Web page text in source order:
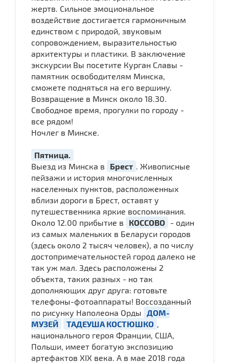
жертв. Сильное эмоциональное
воздействие достигается гармоничным
единством с природой, звуковым
сопровождением, выразительностью
архитектуры и пластики. В заключение
экскурсии Вы посетите Курган Славы -
памятник освободителям Минска,
сможете подняться на его вершину.
Возвращение в Минск около 18.30.
Свободное время, прогулки по городу -
все рядом!
Ночлег в Минске.
Пятница.
Выезд из Минска в
Брест
. Живописные
пейзажи и история многочисленных
населенных пунктов, расположенных
вблизи дороги в Брест, оставят у
путешественника яркие воспоминания
Около 12.00 прибытие в
КОССОВО - один
из самых маленьких в Беларуси городов
(здесь около 2 тысяч человек), а по числу
достопримечательностей город далеко не
так уж мал. Здесь расположены 2
объекта, таких разных - но так
дополняющих друг друга: готовьте
телефоны-фотоаппараты! Воссозданный
по рисунку Наполеона Орды
ДОМ-
МУЗЕЙ
ТАДЕУША КОСТЮШКО
национального героя Франции, США,
Польши, имеет богатую экспозицию
артефактов XIX века. А в мае 2018 года